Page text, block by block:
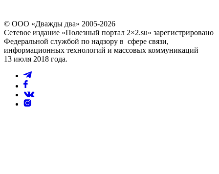
© ООО «Дважды два» 2005-2026
Сетевое издание «Полезный портал 2×2.su» зарегистрировано
Федеральной службой по надзору в сфере связи,
информационных технологий и массовых коммуникаций
13 июля 2018 года.